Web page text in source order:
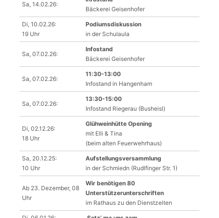
Sa, 14.02.26:
Bäckerei Geisenhofer
Di, 10.02.26:
19 Uhr
Podiumsdiskussion
in der Schulaula
Sa, 07.02.26:
Infostand
Bäckerei Geisenhofer
Sa, 07.02.26:
11:30-13:00
Infostand in Hangenham
Sa, 07.02.26:
13:30-15:00
Infostand Riegerau (Busheisl)
Di, 02.12.26:
18 Uhr
Glühweinhütte Opening
mit Elli & Tina
(beim alten Feuerwehrhaus)
Sa, 20.12.25:
10 Uhr
Aufstellungsversammlung
in der Schmiedn (Rudlfinger Str. 1)
Ab 23. Dezember, 08
Uhr
Wir benötigen 80
Unterstützerunterschriften
im Rathaus zu den Dienstzeiten